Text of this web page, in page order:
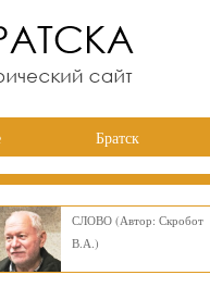
Братск
СЛОВО (Автор: Скробот
В.А.)